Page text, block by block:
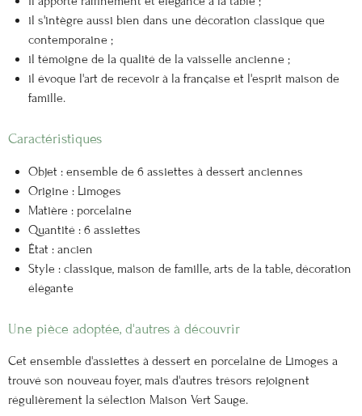
il s'intègre aussi bien dans une décoration classique que
contemporaine ;
il témoigne de la qualité de la vaisselle ancienne ;
il évoque l'art de recevoir à la française et l'esprit maison de
famille.
Caractéristiques
Objet : ensemble de 6 assiettes à dessert anciennes
Origine : Limoges
Matière : porcelaine
Quantité : 6 assiettes
État : ancien
Style : classique, maison de famille, arts de la table, décoration
élégante
Une pièce adoptée, d'autres à découvrir
Cet ensemble d'assiettes à dessert en porcelaine de Limoges a
trouvé son nouveau foyer, mais d'autres trésors rejoignent
régulièrement la sélection Maison Vert Sauge.